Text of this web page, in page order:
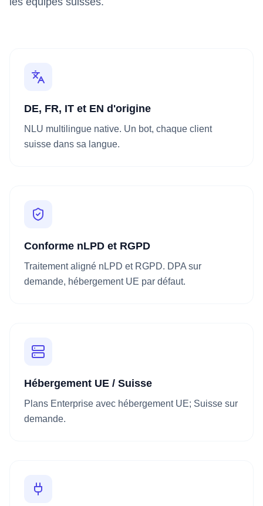
DE, FR, IT et EN d'origine
NLU multilingue native. Un bot, chaque client
suisse dans sa langue.
Conforme nLPD et RGPD
Traitement aligné nLPD et RGPD. DPA sur
demande, hébergement UE par défaut.
Hébergement UE / Suisse
Plans Enterprise avec hébergement UE; Suisse sur
demande.